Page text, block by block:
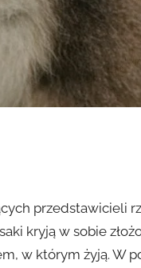
przedstawicieli
kryją w sobie
w którym żyją. W